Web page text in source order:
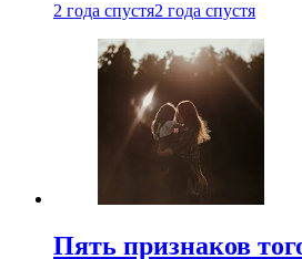
2 года спустя2 года спустя
Пять признаков